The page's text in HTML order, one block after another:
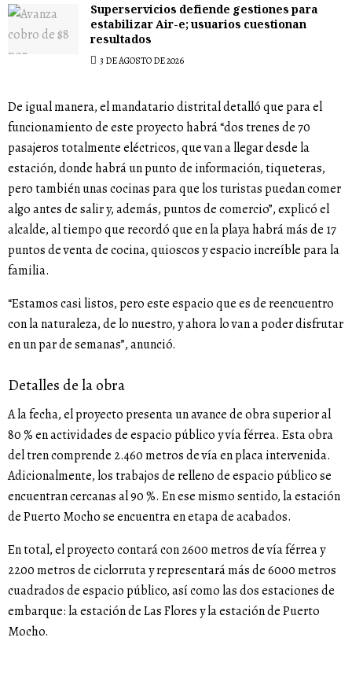
Superservicios defiende gestiones para
estabilizar Air-e; usuarios cuestionan
resultados
3 DE AGOSTO DE 2026
De igual manera, el mandatario distrital detalló que para el
funcionamiento de este proyecto habrá “dos trenes de 70
pasajeros totalmente eléctricos, que van a llegar desde la
estación, donde habrá un punto de información, tiqueteras,
pero también unas cocinas para que los turistas puedan comer
algo antes de salir y, además, puntos de comercio”, explicó el
alcalde, al tiempo que recordó que en la playa habrá más de 17
puntos de venta de cocina, quioscos y espacio increíble para la
familia.
“Estamos casi listos, pero este espacio que es de reencuentro
con la naturaleza, de lo nuestro, y ahora lo van a poder disfrutar
en un par de semanas”, anunció.
Detalles de la obra
A la fecha, el proyecto presenta un avance de obra superior al
80 % en actividades de espacio público y vía férrea. Esta obra
del tren comprende 2.460 metros de vía en placa intervenida.
Adicionalmente, los trabajos de relleno de espacio público se
encuentran cercanas al 90 %. En ese mismo sentido, la estación
de Puerto Mocho se encuentra en etapa de acabados.
En total, el proyecto contará con 2600 metros de vía férrea y
2200 metros de ciclorruta y representará más de 6000 metros
cuadrados de espacio público, así como las dos estaciones de
embarque: la estación de Las Flores y la estación de Puerto
Mocho.